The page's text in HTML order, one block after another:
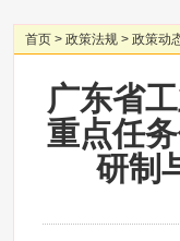
首页 > 政策法规 > 政策动
广东省
重点任
研制